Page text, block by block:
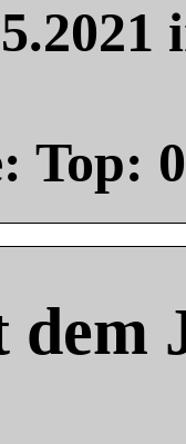
Top: 0